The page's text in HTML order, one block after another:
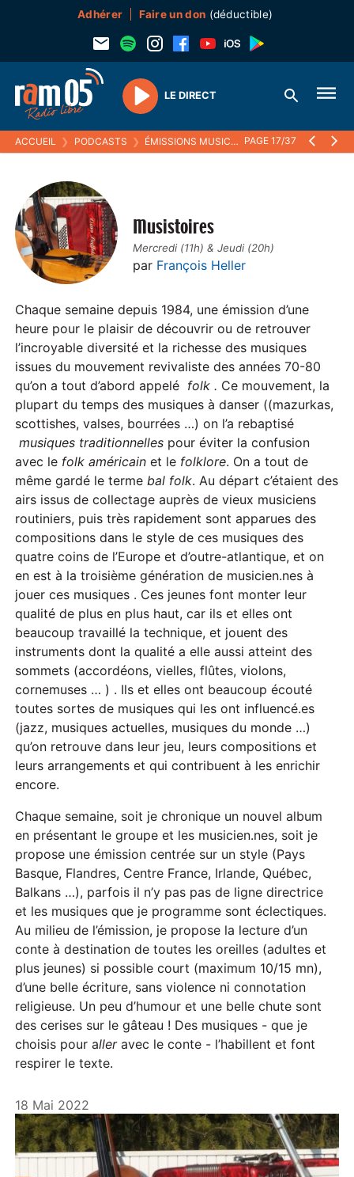
Adhérer Faire un don (déductible)
Play
LE DIRECT
ACCUEIL ❯ PODCASTS ❯ ÉMISSIONS MUSICALES ❯ MUSISTOIRES
PAGE 17/37
Musistoires
Mercredi (11h) & Jeudi (20h)
par François Heller
Chaque semaine depuis 1984, une émission d’une
heure pour le plaisir de découvrir ou de retrouver
l’incroyable diversité et la richesse des musiques
issues du mouvement revivaliste des années 70-80
qu’on a tout d’abord appelé folk . Ce mouvement, la
plupart du temps des musiques à danser ((mazurkas,
scottishes, valses, bourrées …) on l’a rebaptisé
musiques traditionnelles pour éviter la confusion
avec le folk américain et le folklore. On a tout de
même gardé le terme bal folk. Au départ c’étaient des
airs issus de collectage auprès de vieux musiciens
routiniers, puis très rapidement sont apparues des
compositions dans le style de ces musiques des
quatre coins de l’Europe et d’outre-atlantique, et on
en est à la troisième génération de musicien.nes à
jouer ces musiques . Ces jeunes font monter leur
qualité de plus en plus haut, car ils et elles ont
beaucoup travaillé la technique, et jouent des
instruments dont la qualité a elle aussi atteint des
sommets (accordéons, vielles, flûtes, violons,
cornemuses … ) . Ils et elles ont beaucoup écouté
toutes sortes de musiques qui les ont influencé.es
(jazz, musiques actuelles, musiques du monde …)
qu’on retrouve dans leur jeu, leurs compositions et
leurs arrangements et qui contribuent à les enrichir
encore.
Chaque semaine, soit je chronique un nouvel album
en présentant le groupe et les musicien.nes, soit je
propose une émission centrée sur un style (Pays
Basque, Flandres, Centre France, Irlande, Québec,
Balkans …), parfois il n’y pas pas de ligne directrice
et les musiques que je programme sont éclectiques.
Au milieu de l’émission, je propose la lecture d’un
conte à destination de toutes les oreilles (adultes et
plus jeunes) si possible court (maximum 10/15 mn),
d’une belle écriture, sans violence ni connotation
religieuse. Un peu d’humour et une belle chute sont
des cerises sur le gâteau ! Des musiques - que je
choisis pour alleravec le conte - l’habillent et font
respirer le texte.
18 Mai 2022